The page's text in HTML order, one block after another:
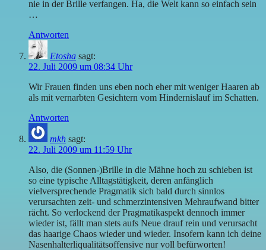
nie in der Brille verfangen. Ha, die Welt kann so einfach sein
…
Antworten
Etosha sagt:
22. Juli 2009 um 08:34 Uhr
Wir Frauen finden uns eben noch eher mit weniger Haaren ab
als mit vernarbten Gesichtern vom Hindernislauf im Schatten.
Antworten
mkh sagt:
22. Juli 2009 um 11:59 Uhr
Also, die (Sonnen-)Brille in die Mähne hoch zu schieben ist
so eine typische Alltagstätigkeit, deren anfänglich
vielversprechende Pragmatik sich bald durch sinnlos
verursachten zeit- und schmerzintensiven Mehraufwand bitter
rächt. So verlockend der Pragmatikaspekt dennoch immer
wieder ist, fällt man stets aufs Neue drauf rein und verursacht
das haarige Chaos wieder und wieder. Insofern kann ich deine
Nasenhalterliqualitätsoffensive nur voll befürworten!